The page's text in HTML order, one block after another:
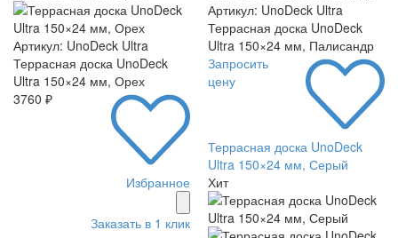
Артикул: UnoDeck Ultra
Террасная доска UnoDeck
Ultra 150×24 мм, Орех
3760 ₽
Избранное
Заказать в 1 клик
Артикул: UnoDeck Ultra
Террасная доска UnoDeck
Ultra 150×24 мм, Палисандр
Запросить
цену
Террасная доска UnoDeck
Ultra 150×24 мм, Серый
Хит